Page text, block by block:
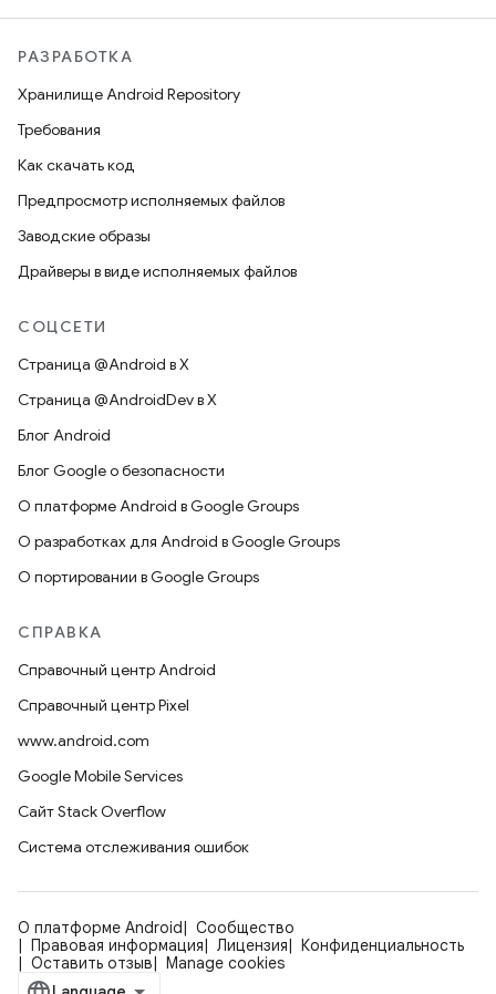
РАЗРАБОТКА
Хранилище Android Repository
Требования
Как скачать код
Предпросмотр исполняемых файлов
Заводские образы
Драйверы в виде исполняемых файлов
СОЦСЕТИ
Страница @Android в X
Страница @AndroidDev в X
Блог Android
Блог Google о безопасности
О платформе Android в Google Groups
О разработках для Android в Google Groups
О портировании в Google Groups
СПРАВКА
Справочный центр Android
Справочный центр Pixel
www.android.com
Google Mobile Services
Сайт Stack Overflow
Система отслеживания ошибок
О платформе Android
Сообщество
Правовая информация
Лицензия
Конфиденциальность
Оставить отзыв
Manage cookies